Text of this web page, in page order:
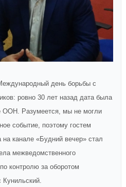
день борьбы с
ровно 30 лет назад дата была
ООН. Разумеется, мы не могли
событие, поэтому гостем
канале «Будний вечер» стал
межведомственного
контролю за оборотом